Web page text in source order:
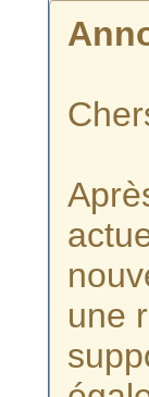
une